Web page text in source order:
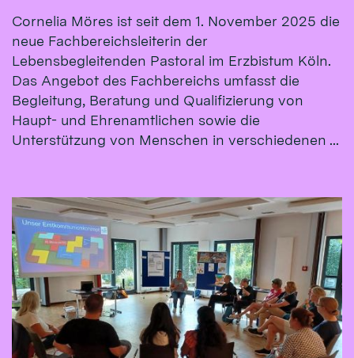
Cornelia Möres ist seit dem 1. November 2025 die
neue Fachbereichsleiterin der
Lebensbegleitenden Pastoral im Erzbistum Köln.
Das Angebot des Fachbereichs umfasst die
Begleitung, Beratung und Qualifizierung von
Haupt- und Ehrenamtlichen sowie die
Unterstützung von Menschen in verschiedenen ...